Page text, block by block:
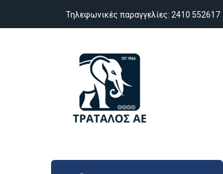
Τηλεφωνικές παραγγελίες: 2410 552617